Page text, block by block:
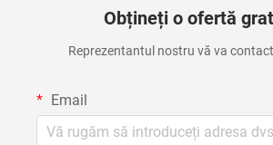
Obțineți o ofertă
Reprezentantul nostru vă va
Email